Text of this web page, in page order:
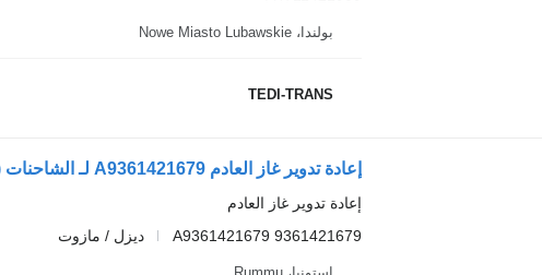
بولندا، Nowe Miasto Lubawskie
TEDI-TRANS
إعادة تدوير غاز العادم A9361421679 لـ الشاحنات Mercedes-Benz Actros MP4 Antos Arocs (2012-)
إعادة تدوير غاز العادم
A9361421679 9361421679
ديزل / مازوت